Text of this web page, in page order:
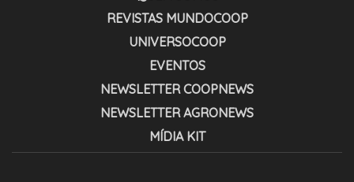
REVISTAS MUNDOCOOP
UNIVERSOCOOP
EVENTOS
NEWSLETTER COOPNEWS
NEWSLETTER AGRONEWS
MÍDIA KIT